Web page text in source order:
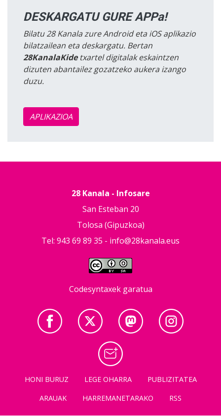
DESKARGATU GURE APPa!
Bilatu 28 Kanala zure Android eta iOS aplikazio
bilatzailean eta deskargatu. Bertan
28KanalaKidetxartel digitalak eskaintzen
dizuten abantailez gozatzeko aukera izango
duzu.
APLIKAZIOA
28 Kanala - Infosare
San Esteban 20
Tolosa (Gipuzkoa)
Tel: 943 69 89 35 - info@28kanala.eus
Codesyntaxek garatua
HONI BURUZ LEGE OHARRA
PUBLIZITATEA
ARAUAK
HARREMANETARAKO RSS